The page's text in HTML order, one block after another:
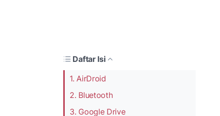
Daftar Isi
1. AirDroid
2. Bluetooth
3. Google Drive